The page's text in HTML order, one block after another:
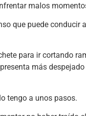
malos
que puede
para ir cortando
más
tengo a unos pasos.